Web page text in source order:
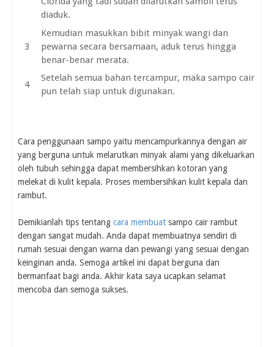
diaduk.
Kemudian masukkan bibit minyak wangi dan
pewarna secara bersamaan, aduk terus hingga
benar-benar merata.
Setelah semua bahan tercampur, maka sampo cair
pun telah siap untuk digunakan.
Cara penggunaan sampo yaitu mencampurkannya dengan air
yang berguna untuk melarutkan minyak alami yang dikeluarkan
oleh tubuh sehingga dapat membersihkan kotoran yang
melekat di kulit kepala. Proses membersihkan kulit kepala dan
rambut.
Demikianlah tips tentang cara membuat sampo cair rambut
dengan sangat mudah. Anda dapat membuatnya sendiri di
rumah sesuai dengan warna dan pewangi yang sesuai dengan
keinginan anda. Semoga artikel ini dapat berguna dan
bermanfaat bagi anda. Akhir kata saya ucapkan selamat
mencoba dan semoga sukses.